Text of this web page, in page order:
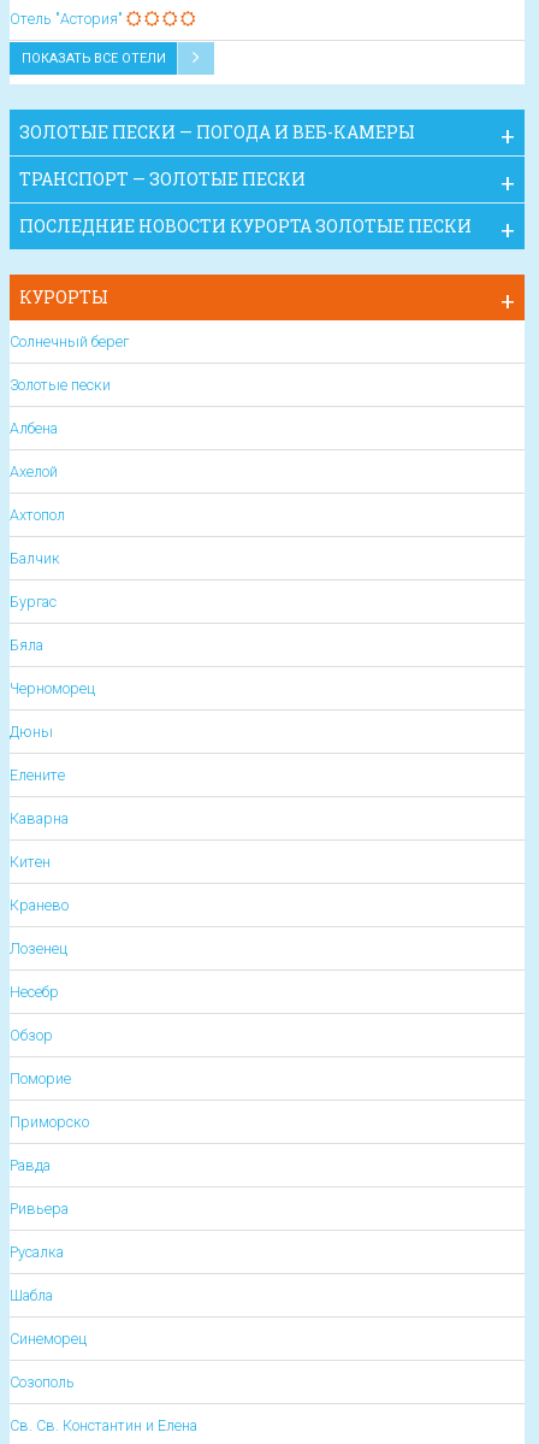
Отель "Астория"
ПОКАЗАТЬ ВСЕ ОТЕЛИ
ЗОЛОТЫЕ ПЕСКИ — ПОГОДА И ВЕБ-КАМЕРЫ
ТРАНСПОРТ — ЗОЛОТЫЕ ПЕСКИ
ПОСЛЕДНИЕ НОВОСТИ КУРОРТА ЗОЛОТЫЕ ПЕСКИ
КУРОРТЫ
Солнечный берег
Золотые пески
Албена
Ахелой
Ахтопол
Балчик
Бургас
Бяла
Черноморец
Дюны
Елените
Каварна
Китен
Кранево
Лозенец
Несебр
Обзор
Поморие
Приморско
Равда
Ривьера
Русалка
Шабла
Синеморец
Созополь
Св. Св. Константин и Елена